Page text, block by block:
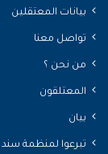
بيانات المعتقلين
تواصل معنا
من نحن ؟
المعتلقون
بيان
تبرعوا لمنظمة سند